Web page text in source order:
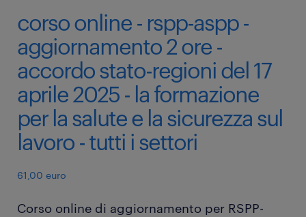
corso online - rspp-aspp -
aggiornamento 2 ore -
accordo stato-regioni del 17
aprile 2025 - la formazione
per la salute e la sicurezza sul
lavoro - tutti i settori
61,00 euro
Corso online di aggiornamento per RSPP-